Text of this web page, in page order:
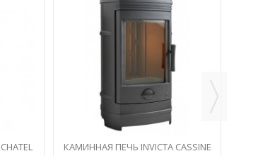
КАМИННАЯ ПЕЧЬ INVICTA CASSINE